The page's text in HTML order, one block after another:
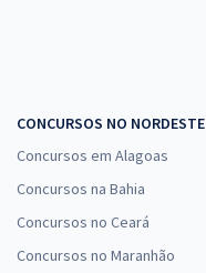
CONCURSOS NO NORDESTE
Concursos em Alagoas
Concursos na Bahia
Concursos no Ceará
Concursos no Maranhão